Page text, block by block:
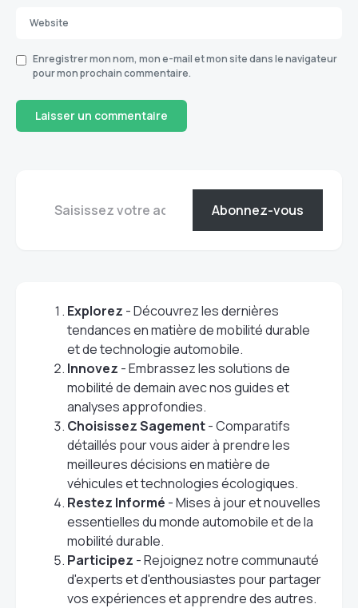
Enregistrer mon nom, mon e-mail et mon site dans le navigateur
pour mon prochain commentaire.
Abonnez-vous
Explorez - Découvrez les dernières
tendances en matière de mobilité durable
et de technologie automobile.
Innovez - Embrassez les solutions de
mobilité de demain avec nos guides et
analyses approfondies.
Choisissez Sagement- Comparatifs
détaillés pour vous aider à prendre les
meilleures décisions en matière de
véhicules et technologies écologiques.
Restez Informé - Mises à jour et nouvelles
essentielles du monde automobile et de la
mobilité durable.
Participez - Rejoignez notre communauté
d'experts et d'enthousiastes pour partager
vos expériences et apprendre des autres.